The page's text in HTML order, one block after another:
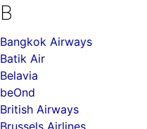
B
Bangkok Airways
Batik Air
Belavia
beOnd
British Airways
Brussels Airlines